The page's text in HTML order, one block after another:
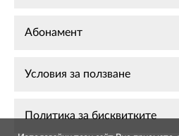
Абонамент
Условия за ползване
Политика за бисквитките